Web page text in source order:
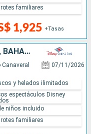
1,925 +Tasas
familiares
ESTADOS UNIDOS, PUERTO RICO, BAHAMAS
Canaveral 07/11/2026
y helados ilimitados
espectáculos Disney
niños incluido
familiares